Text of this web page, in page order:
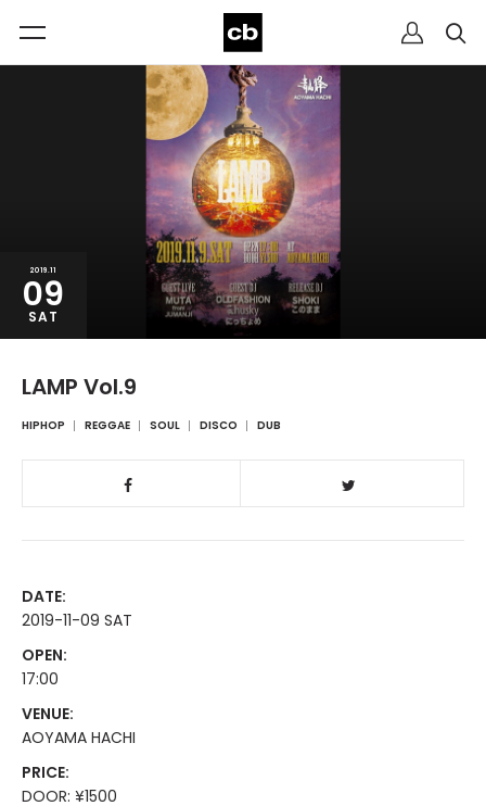
2019.11
09
SAT
LAMP Vol.9
HIPHOP REGGAE SOUL DISCO DUB
DATE:
2019-11-09 SAT
OPEN:
17:00
VENUE:
AOYAMA HACHI
PRICE:
DOOR: ¥1500